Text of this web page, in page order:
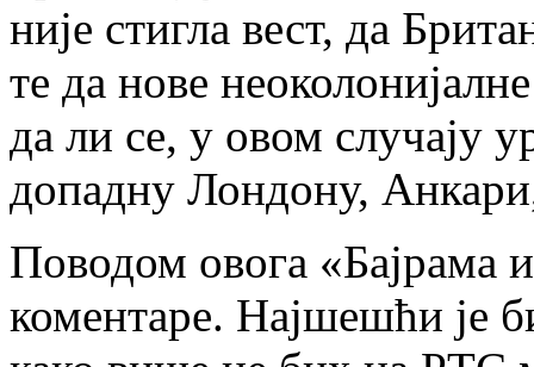
није стигла вест, да
те да нове
да ли се, у овом случају
допадну Лондону,
Поводом овога «Бајрама
коментаре. Најшешћи је